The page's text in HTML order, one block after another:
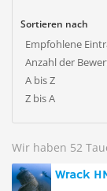
Sortieren nach
Empfohlene
Anzahl der
A bis Z
Z bis A
Wir haben 52
Wrack